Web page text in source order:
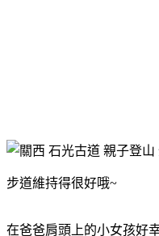
步道維持得很好哦~
在爸爸肩頭上的小女孩好